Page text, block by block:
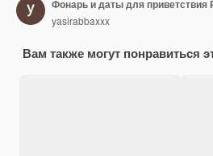
Фонарь и даты для приветствия
yasirabbaxxx
Вам также могут понравиться